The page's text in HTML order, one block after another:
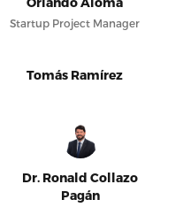
Startup Project Manager
Tomás Ramírez
Dr. Ronald Collazo
Pagán